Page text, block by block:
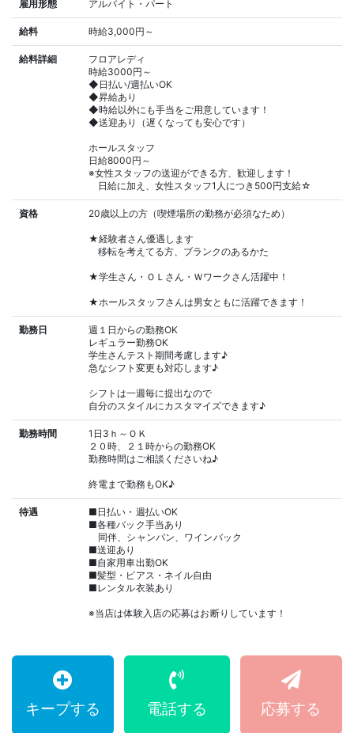
雇用形態 アルバイト・パート
給料 時給3,000円～
給料詳細
フロアレディ
時給3000円～
◆日払い/週払いOK
◆昇給あり
◆時給以外にも手当をご用意しています！
◆送迎あり（遅くなっても安心です）
ホールスタッフ
日給8000円～
※女性スタッフの送迎ができる方、歓迎します！
日給に加え、女性スタッフ1人につき500円支給☆
資格 20歳以上の方（喫煙場所の勤務が必須なため）
★経験者さん優遇します
移転を考えてる方、ブランクのあるかた
★学生さん・ＯＬさん・Ｗワークさん活躍中！
★ホールスタッフさんは男女ともに活躍できます！
勤務日
週１日からの勤務OK
レギュラー勤務OK
学生さんテスト期間考慮します♪
急なシフト変更も対応します♪
シフトは一週毎に提出なので
自分のスタイルにカスタマイズできます♪
勤務時間
1日3ｈ～ＯＫ
２０時、２１時からの勤務OK
勤務時間はご相談くださいね♪
終電まで勤務もOK♪
待遇
■日払い・週払いOK
■各種バック手当あり
同伴、シャンパン、ワインバック
■送迎あり
■自家用車出勤OK
■髪型・ピアス・ネイル自由
■レンタル衣装あり
※当店は体験入店の応募はお断りしています！
キープする 電話する 応募する